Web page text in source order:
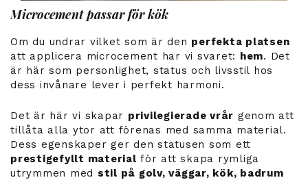
Microcement passar för kök
Om du undrar vilket som är den perfekta platsen
att applicera microcement har vi svaret: hem. Det
är här som personlighet, status och livsstil hos
dess invånare lever i perfekt harmoni.
Det är här vi skapar privilegierade vrår genom att
tillåta alla ytor att förenas med samma material.
Dess egenskaper ger den statusen som ett
prestigefyllt material för att skapa rymliga
utrymmen med stil på golv, väggar, kök, badrum